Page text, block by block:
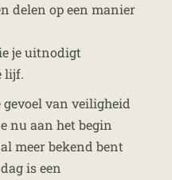
delen op een manier
je uitnodigt
lijf.
van veiligheid
nu aan het begin
meer bekend bent
is een